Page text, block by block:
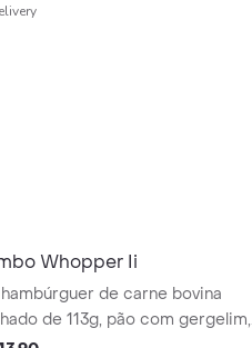
Whopper Ii
de carne bovina
de 113g, pão com gergelim,